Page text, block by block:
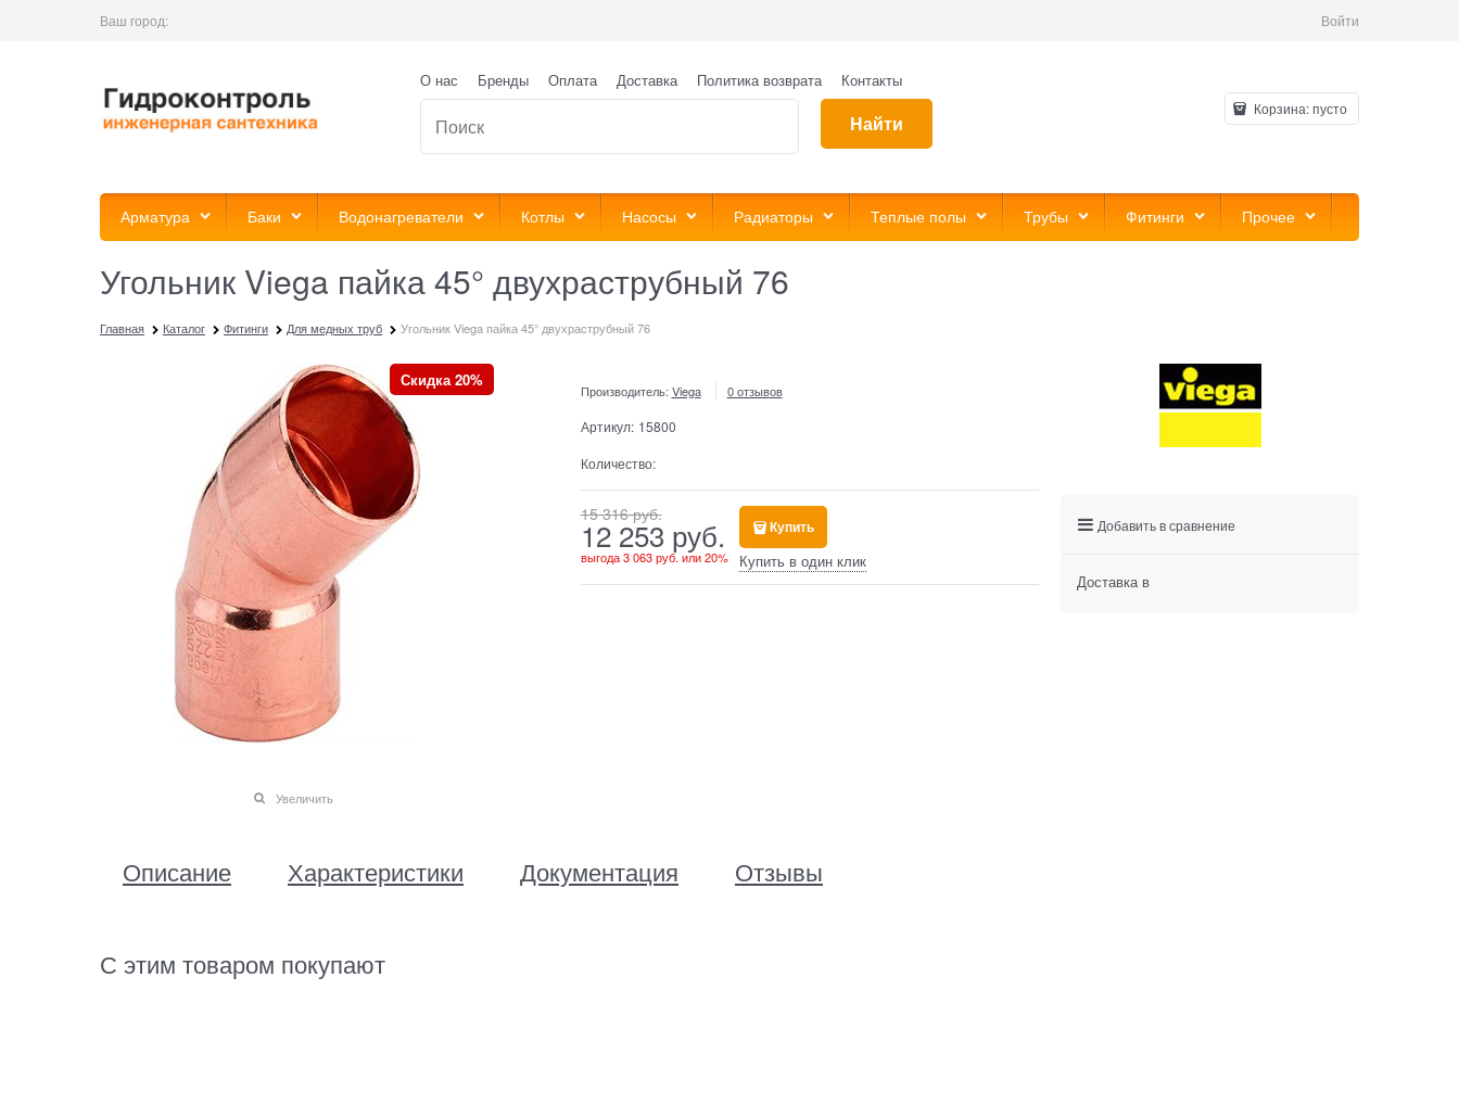
Ваш город: Войти
О нас Бренды Оплата Доставка Политика возврата Контакты
Найти
Корзина:пусто
Арматура Баки Водонагреватели Котлы Насосы Радиаторы Теплые полы Трубы Фитинги Прочее
Угольник Viega пайка 45° двухраструбный 76
Главная Каталог Фитинги Для медных труб Угольник Viega пайка 45° двухраструбный 76
Скидка 20%
Увеличить
Производитель: Viega 0 отзывов
Артикул: 15800
Количество:
15 316 руб.
12 253 руб.
выгода3 063 руб. или20%
Купить
Купить в один клик
Описание Характеристики Документация Отзывы
С этим товаром покупают
Добавить в сравнение
Доставка в